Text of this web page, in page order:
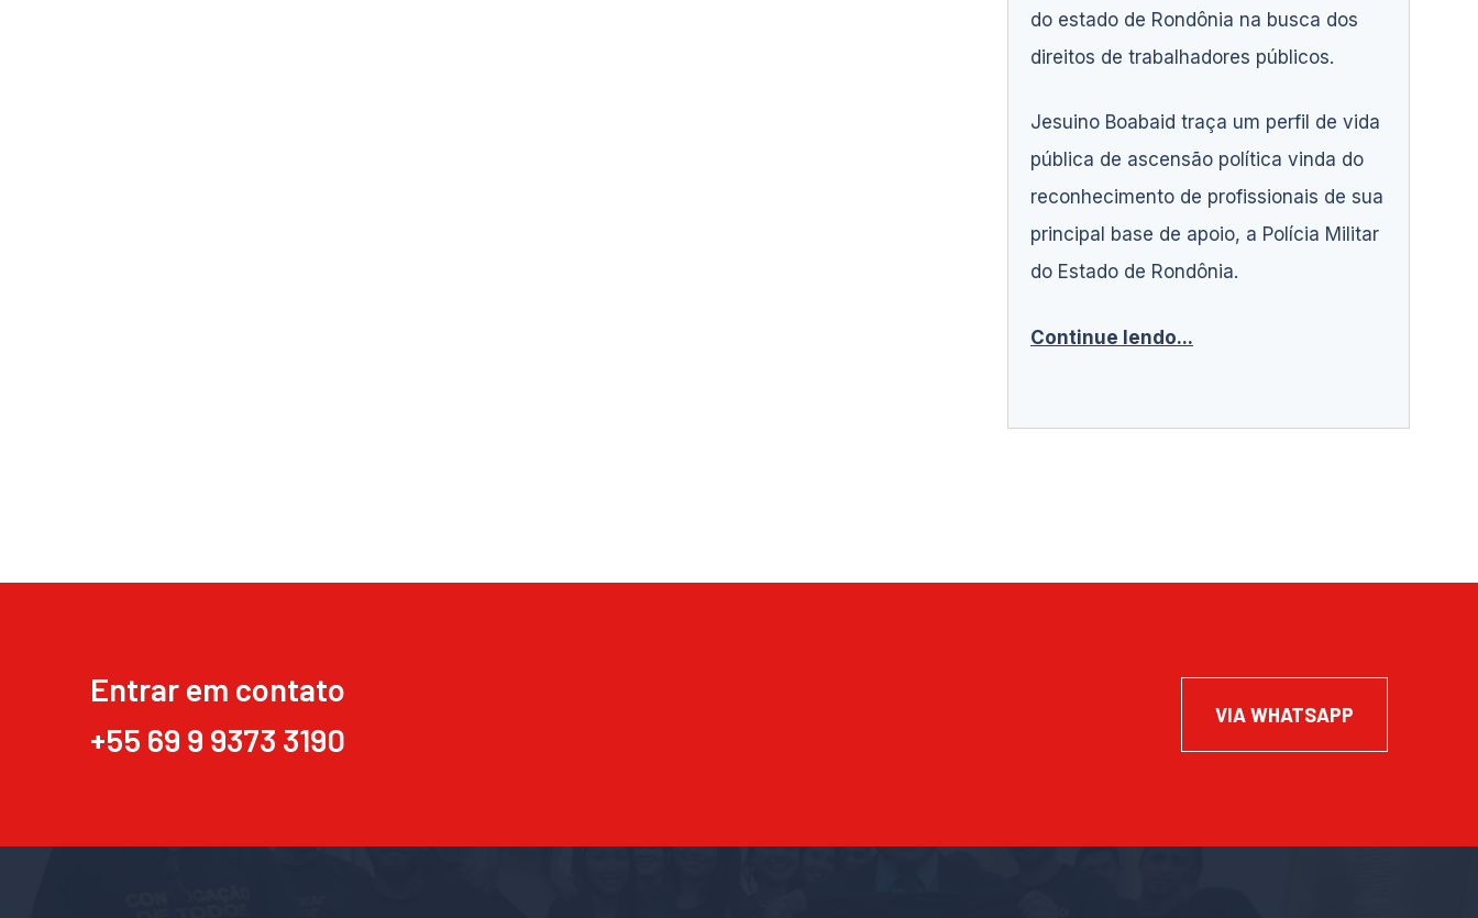
do estado de Rondônia na busca dos
direitos de trabalhadores públicos.
Jesuino Boabaid traça um perfil de vida
pública de ascensão política vinda do
reconhecimento de profissionais de sua
principal base de apoio, a Polícia Militar
do Estado de Rondônia.
Continue lendo...
Entrar em contato
+55 69 9 9373 3190
VIA WHATSAPP